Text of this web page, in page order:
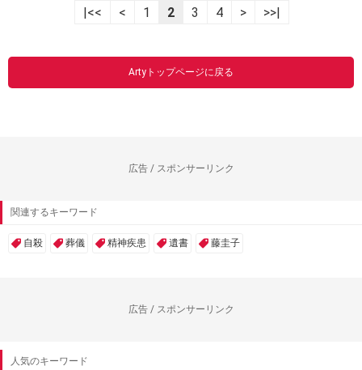
|<< < 1 2 3 4 > >>|
Artyトップページに戻る
広告 / スポンサーリンク
関連するキーワード
自殺 葬儀 精神疾患 遺書 藤圭子
広告 / スポンサーリンク
人気のキーワード